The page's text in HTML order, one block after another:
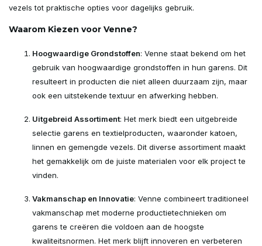
vezels tot praktische opties voor dagelijks gebruik.
Waarom Kiezen voor Venne?
Hoogwaardige Grondstoffen: Venne staat bekend om het
gebruik van hoogwaardige grondstoffen in hun garens. Dit
resulteert in producten die niet alleen duurzaam zijn, maar
ook een uitstekende textuur en afwerking hebben.
Uitgebreid Assortiment: Het merk biedt een uitgebreide
selectie garens en textielproducten, waaronder katoen,
linnen en gemengde vezels. Dit diverse assortiment maakt
het gemakkelijk om de juiste materialen voor elk project te
vinden.
Vakmanschap en Innovatie: Venne combineert traditioneel
vakmanschap met moderne productietechnieken om
garens te creëren die voldoen aan de hoogste
kwaliteitsnormen. Het merk blijft innoveren en verbeteren